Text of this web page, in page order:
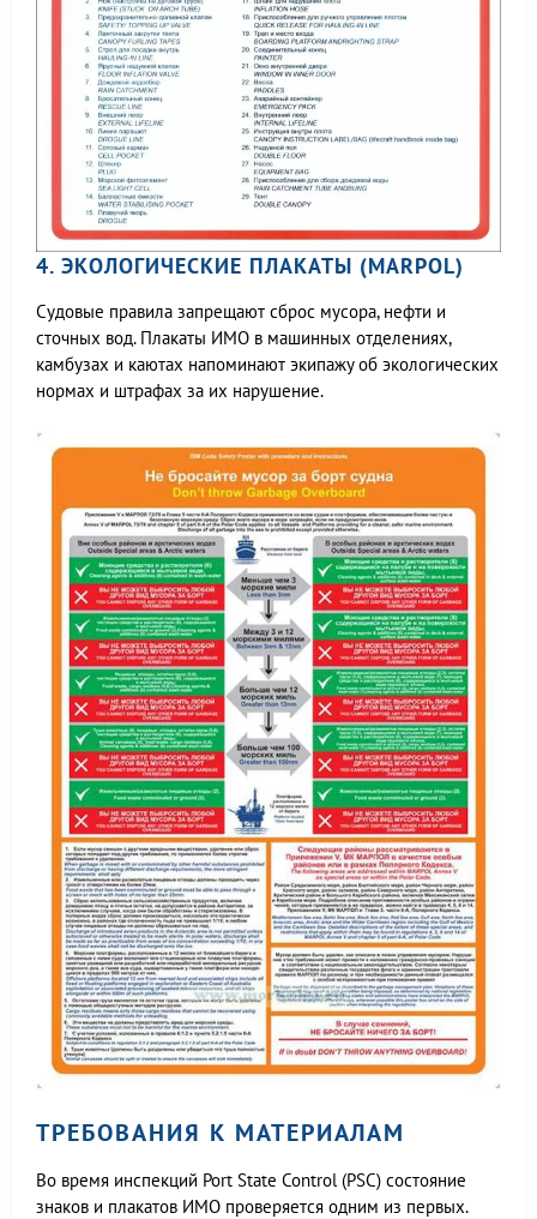
4. ЭКОЛОГИЧЕСКИЕ ПЛАКАТЫ (MARPOL)
Судовые правила запрещают сброс мусора, нефти и
сточных вод. Плакаты ИМО в машинных отделениях,
камбузах и каютах напоминают экипажу об экологических
нормах и штрафах за их нарушение.
ТРЕБОВАНИЯ К МАТЕРИАЛАМ
Во время инспекций Port State Control (PSC) состояние
знаков и плакатов ИМО проверяется одним из первых.